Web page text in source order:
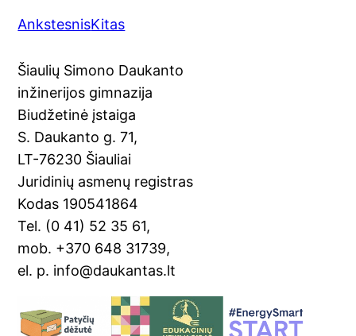
c
e
b
o
o
k
o
gl
e
Tr
a
n
sl
at
e
er
e
st
l
AnkstesnisKitas
Šiaulių Simono Daukanto
inžinerijos gimnazija
Biudžetinė įstaiga
S. Daukanto g. 71,
LT-76230 Šiauliai
Juridinių asmenų registras
Kodas 190541864
Tel. (0 41) 52 35 61,
mob. +370 648 31739,
el. p. info@daukantas.lt